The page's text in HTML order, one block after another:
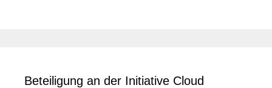
Beteiligung an der Initiative Cloud